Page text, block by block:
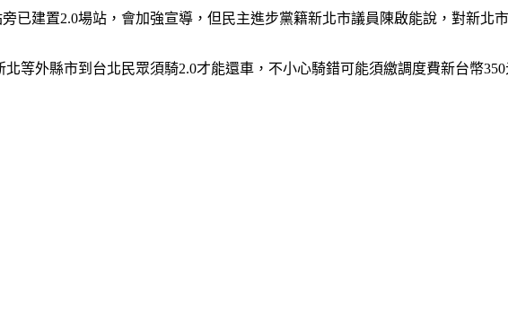
已建置2.0場站，會加強宣導，但民主進步黨籍新北市議員陳啟能說，對新北
等外縣市到台北民眾須騎2.0才能還車，不小心騎錯可能須繳調度費新台幣350